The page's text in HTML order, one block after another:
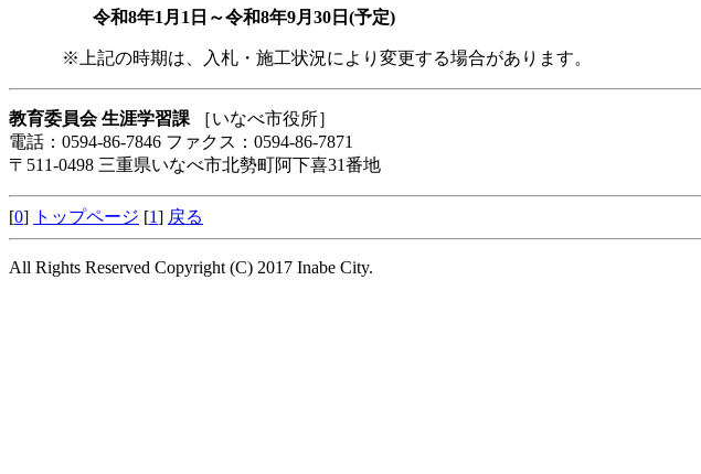
令和8年1月1日～令和8年9月30日(予定)
※上記の時期は、入札・施工状況により変更する場合があります。
教育委員会 生涯学習課 ［いなべ市役所］
電話：0594-86-7846 ファクス：0594-86-7871
〒511-0498 三重県いなべ市北勢町阿下喜31番地
[0] トップページ [1] 戻る
All Rights Reserved Copyright (C) 2017 Inabe City.